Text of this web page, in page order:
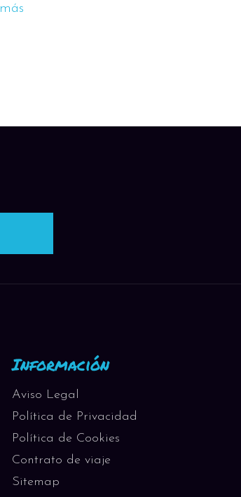
Información
Aviso Legal
Política de Privacidad
Política de Cookies
Contrato de viaje
Sitemap